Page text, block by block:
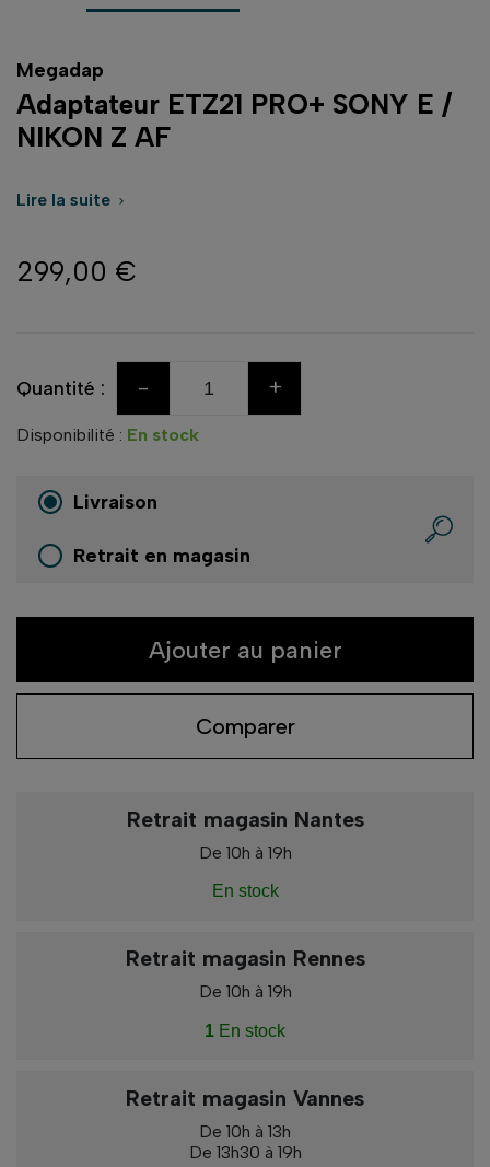
Megadap
Adaptateur ETZ21 PRO+ SONY E /
NIKON Z AF
Lire la suite 
299,00 €
Quantité : - +
Disponibilité : En stock
Livraison
Retrait en magasin
Ajouter au panier
Comparer
Retrait magasin Nantes
De 10h à 19h
En stock
Retrait magasin Rennes
De 10h à 19h
1 En stock
Retrait magasin Vannes
De 10h à 13h
De 13h30 à 19h